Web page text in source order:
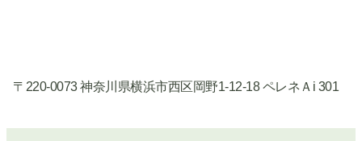
〒220-0073 神奈川県横浜市西区岡野1-12-18 ペレネＡi 301